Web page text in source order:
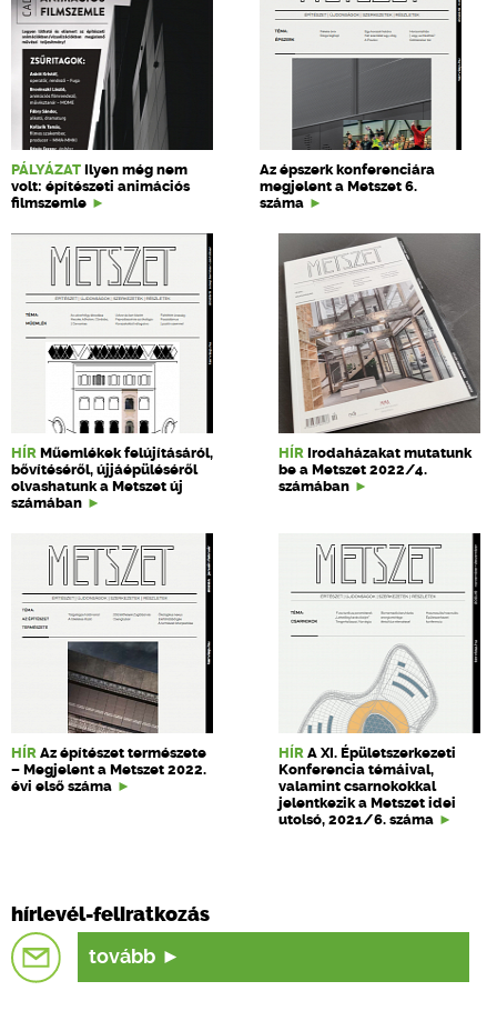
PÁLYÁZAT Ilyen még nem
volt: építészeti animációs
filmszemle
Az épszerk konferenciára
megjelent a Metszet 6.
száma
HÍR Műemlékek felújításáról,
bővítéséről, újjáépüléséről
olvashatunk a Metszet új
számában
HÍR Irodaházakat mutatunk
be a Metszet 2022/4.
számában
HÍR Az építészet természete
– Megjelent a Metszet 2022.
évi első száma
HÍR A XI. Épületszerkezeti
Konferencia témáival,
valamint csarnokokkal
jelentkezik a Metszet idei
utolsó, 2021/6. száma
hírlevél-feliratkozás
tovább